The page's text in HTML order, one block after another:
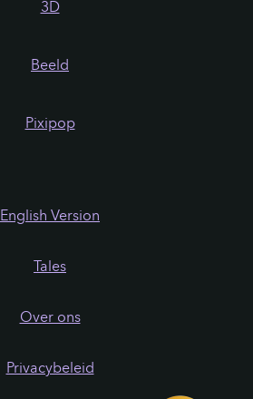
3D
Beeld
Pixipop
English Version
Tales
Over ons
Privacybeleid